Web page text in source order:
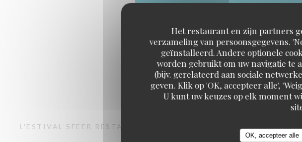
Het restaurant en zijn partners
verzameling van persoonsgegevens.
geïnstalleerd. Andere optionele
worden gebruikt om uw navigatie te
(bijv. gerelateerd aan sociale
geven. Klik op 'OK, accepteer alle',
U kunt uw keuzes op elk moment
OK, accepteer alle
L'ESTIVAL SFEER RESTAURANT